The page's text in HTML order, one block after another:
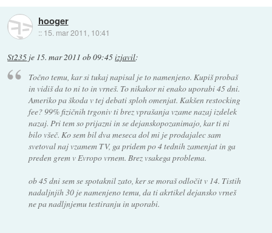
hooger
:: 15. mar 2011, 10:41
St235 je 15. mar 2011 ob 09:45izjavil:
Točno temu, kar si tukaj napisal je to namenjeno. Kupiš probaš
in vidiš da to ni to in vrneš. To nikakor ni enako uporabi 45 dni.
Ameriko pa škoda v tej debati sploh omenjat. Kakšen restocking
fee? 99% fizičnih trgoniv ti brez vprašanja vzame nazaj izdelek
nazaj. Pri tem so prijazni in se dejanskopozanimajo, kar ti ni
bilo všeč. Ko sem bil dva meseca dol mi je prodajalec sam
svetoval naj vzamem TV, ga pridem po 4 tednih zamenjat in ga
preden grem v Evropo vrnem. Brez vsakega problema.
ob 45 dni sem se spotaknil zato, ker se moraš odločit v 14. Tistih
nadaljnjih 30 je namenjeno temu, da ti akrtikel dejansko vrneš
ne pa nadljnjemu testiranju in uporabi.